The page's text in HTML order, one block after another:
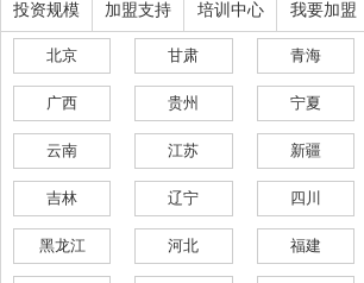
投资规模 加盟支持 培训中心 我要加盟
北京 甘肃 青海
广西 贵州 宁夏
云南 江苏 新疆
吉林 辽宁 四川
黑龙江 河北 福建